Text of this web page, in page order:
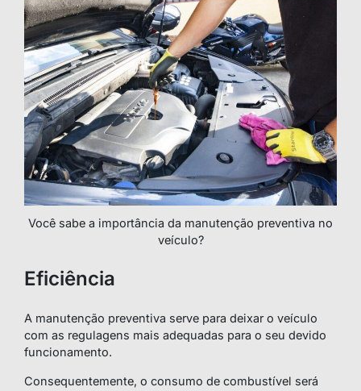
Você sabe a importância da manutenção preventiva no
veículo?
Eficiência
A manutenção preventiva serve para deixar o veículo
com as regulagens mais adequadas para o seu devido
funcionamento.
Consequentemente, o consumo de combustível será